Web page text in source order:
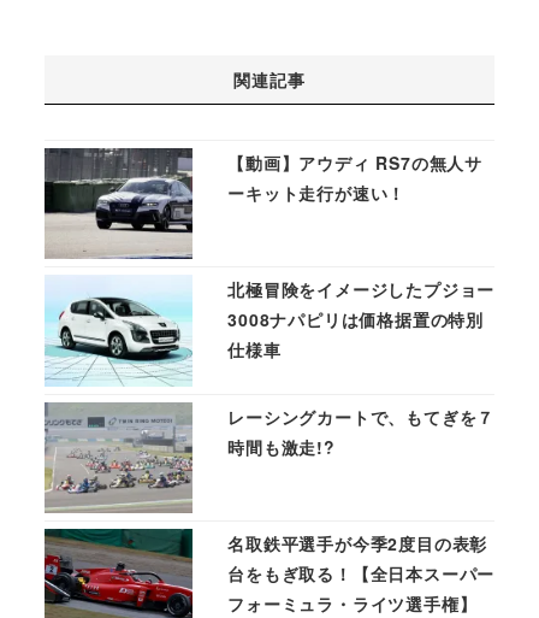
関連記事
【動画】アウディ RS7の無人サ
ーキット走行が速い！
北極冒険をイメージしたプジョー
3008ナパピリは価格据置の特別
仕様車
レーシングカートで、もてぎを７
時間も激走!?
名取鉄平選手が今季2度目の表彰
台をもぎ取る！【全日本スーパー
フォーミュラ・ライツ選手権】